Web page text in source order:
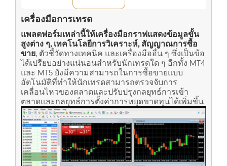
เครื่องมือการเทรด
แพลตฟอร์มเหล่านี้ให้เครื่องมือกราฟแสดงข้อมูลขั้น
สูงต่าง ๆ, เทคโนโลยีการวิเคราะห์, สัญญาณการซื้อ
ขาย, ตัวชี้วัดทางเทคนิค และเครื่องมืออื่น ๆ ซึ่งเป็นข้อ
ได้เปรียบอย่างแน่นอนสำหรับนักเทรดใด ๆ อีกทั้ง MT4
และ MT5 ยังมีความสามารถในการซื้อขายแบบ
อัตโนมัติที่ทำให้นักเทรดสามารถตรวจจับการ
เคลื่อนไหวของตลาดและปรับปรุงกลยุทธ์การเข้า
ตลาดและกลยุทธ์การตั้งค่าการหยุดขาดทุนได้เพิ่มขึ้น